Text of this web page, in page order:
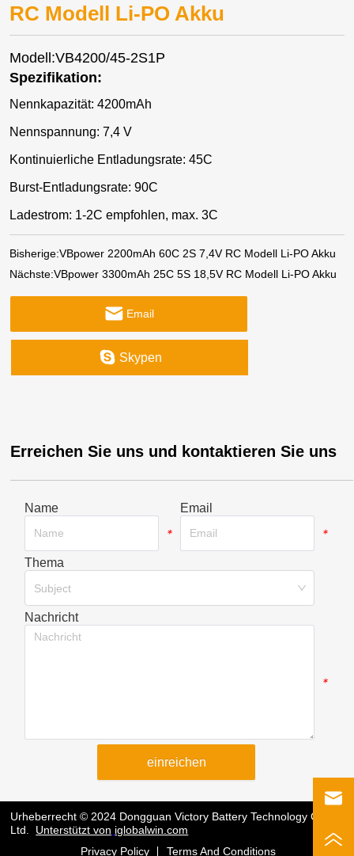
RC Modell Li-PO Akku
Modell:VB4200/45-2S1P
Spezifikation:
Nennkapazität: 4200mAh
Nennspannung: 7,4 V
Kontinuierliche Entladungsrate: 45C
Burst-Entladungsrate: 90C
Ladestrom: 1-2C empfohlen, max. 3C
Bisherige:VBpower 2200mAh 60C 2S 7,4V RC Modell Li-PO Akku
Nächste:VBpower 3300mAh 25C 5S 18,5V RC Modell Li-PO Akku
Email
Skypen
Erreichen Sie uns und kontaktieren Sie uns
Name
*
Email
*
Thema
Subject
Nachricht
*
einreichen
Urheberrecht © 2024 Dongguan Victory Battery Technology Co.,
Ltd.
Unterstützt von iglobalwin.com
Privacy Policy
Terms And Conditions